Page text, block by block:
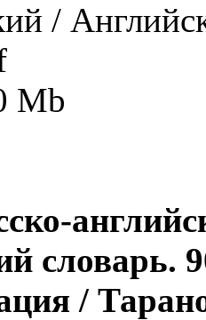
/
Mb
словарь.
/